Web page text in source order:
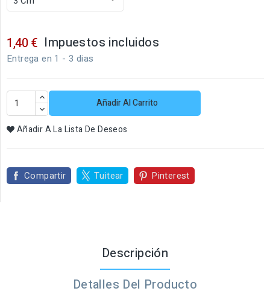
1,40 € Impuestos incluidos
Entrega en 1 - 3 dias
Añadir Al Carrito
Añadir A La Lista De Deseos
Compartir Tuitear Pinterest
Descripción
Detalles Del Producto